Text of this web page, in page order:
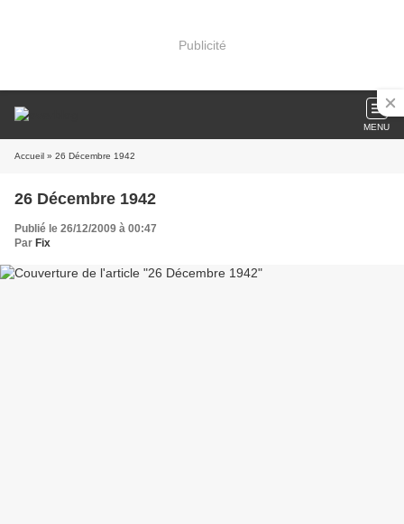
Publicité
MENU
Accueil » 26 Décembre 1942
26 Décembre 1942
Publié le 26/12/2009 à 00:47
Par Fix